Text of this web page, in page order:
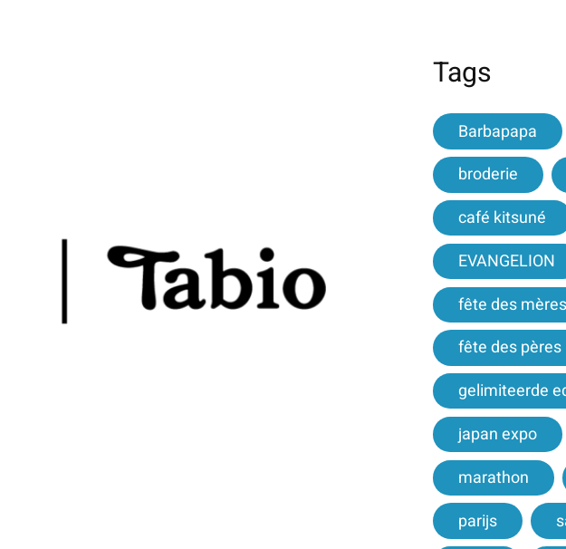
Tags
Barbapapa
broderie
café kitsuné
EVANGELION
fête des mères
fête des pères
gelimiteerde
japan expo
marathon
parijs